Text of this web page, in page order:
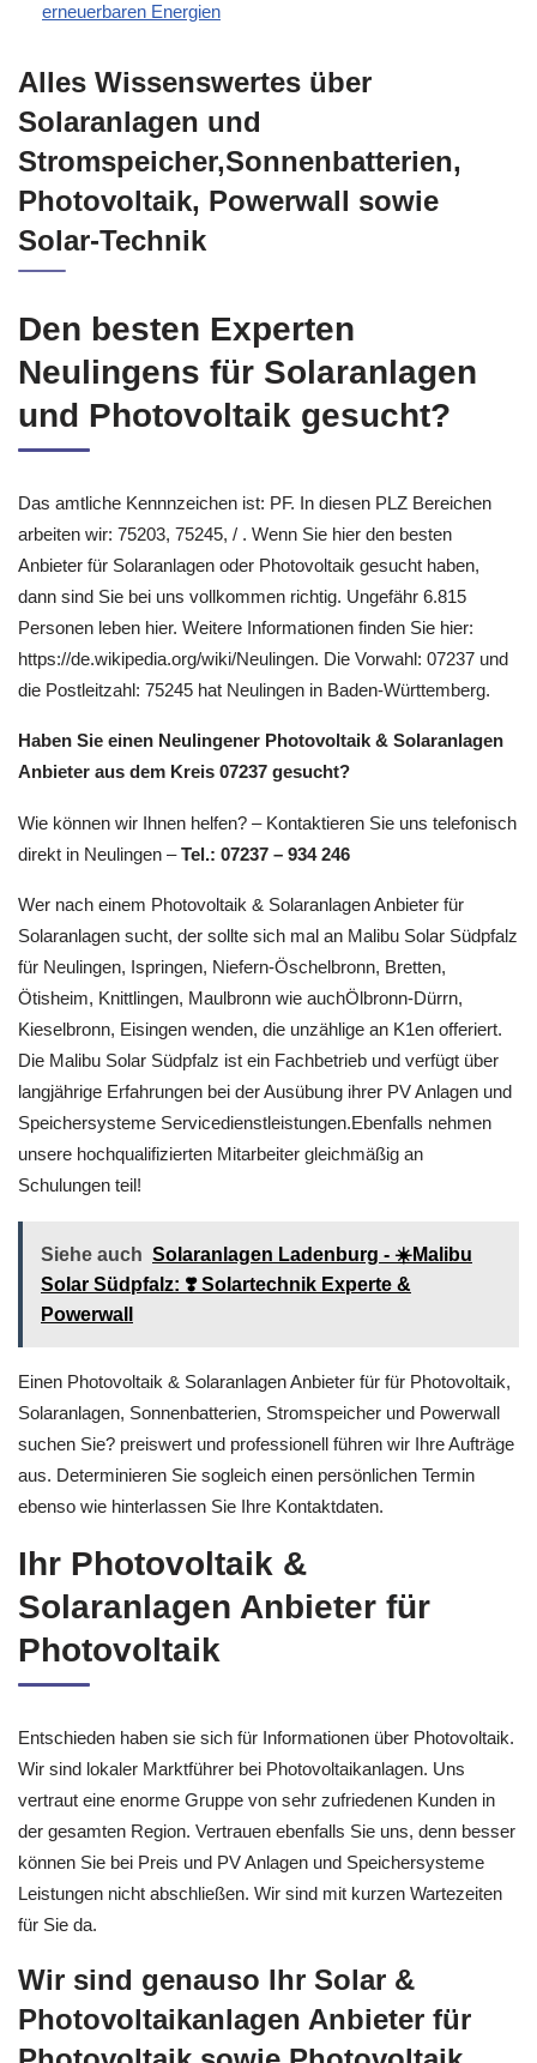
erneuerbaren Energien
Alles Wissenswertes über
Solaranlagen und
Stromspeicher,Sonnenbatterien,
Photovoltaik, Powerwall sowie
Solar-Technik
Den besten Experten
Neulingens für Solaranlagen
und Photovoltaik gesucht?
Das amtliche Kennnzeichen ist: PF. In diesen PLZ Bereichen
arbeiten wir: 75203, 75245, / . Wenn Sie hier den besten
Anbieter für Solaranlagen oder Photovoltaik gesucht haben,
dann sind Sie bei uns vollkommen richtig. Ungefähr 6.815
Personen leben hier. Weitere Informationen finden Sie hier:
https://de.wikipedia.org/wiki/Neulingen. Die Vorwahl: 07237 und
die Postleitzahl: 75245 hat Neulingen in Baden-Württemberg.
Haben Sie einen Neulingener Photovoltaik & Solaranlagen
Anbieter aus dem Kreis 07237 gesucht?
Wie können wir Ihnen helfen? – Kontaktieren Sie uns telefonisch
direkt in Neulingen –Tel.: 07237 – 934 246
Wer nach einem Photovoltaik & Solaranlagen Anbieter für
Solaranlagen sucht, der sollte sich mal an Malibu Solar Südpfalz
für Neulingen, Ispringen, Niefern-Öschelbronn, Bretten,
Ötisheim, Knittlingen, Maulbronn wie auchÖlbronn-Dürrn,
Kieselbronn, Eisingen wenden, die unzählige an K1en offeriert.
Die Malibu Solar Südpfalz ist ein Fachbetrieb und verfügt über
langjährige Erfahrungen bei der Ausübung ihrer PV Anlagen und
Speichersysteme Servicedienstleistungen.Ebenfalls nehmen
unsere hochqualifizierten Mitarbeiter gleichmäßig an
Schulungen teil!
Siehe auch Solaranlagen Ladenburg - ☀️Malibu
Solar Südpfalz: ❣️ Solartechnik Experte &
Powerwall
Einen Photovoltaik & Solaranlagen Anbieter für für Photovoltaik,
Solaranlagen, Sonnenbatterien, Stromspeicher und Powerwall
suchen Sie? preiswert und professionell führen wir Ihre Aufträge
aus. Determinieren Sie sogleich einen persönlichen Termin
ebenso wie hinterlassen Sie Ihre Kontaktdaten.
Ihr Photovoltaik &
Solaranlagen Anbieter für
Photovoltaik
Entschieden haben sie sich für Informationen über Photovoltaik.
Wir sind lokaler Marktführer bei Photovoltaikanlagen. Uns
vertraut eine enorme Gruppe von sehr zufriedenen Kunden in
der gesamten Region. Vertrauen ebenfalls Sie uns, denn besser
können Sie bei Preis und PV Anlagen und Speichersysteme
Leistungen nicht abschließen. Wir sind mit kurzen Wartezeiten
für Sie da.
Wir sind genauso Ihr Solar &
Photovoltaikanlagen Anbieter für